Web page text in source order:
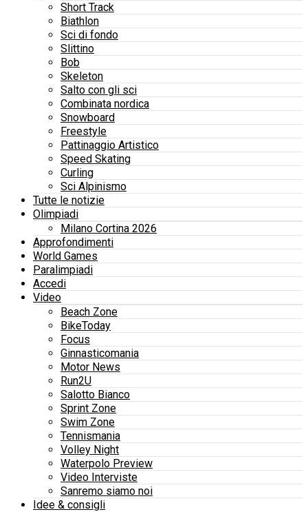
Short Track
Biathlon
Sci di fondo
Slittino
Bob
Skeleton
Salto con gli sci
Combinata nordica
Snowboard
Freestyle
Pattinaggio Artistico
Speed Skating
Curling
Sci Alpinismo
Tutte le notizie
Olimpiadi
Milano Cortina 2026
Approfondimenti
World Games
Paralimpiadi
Accedi
Video
Beach Zone
BikeToday
Focus
Ginnasticomania
Motor News
Run2U
Salotto Bianco
Sprint Zone
Swim Zone
Tennismania
Volley Night
Waterpolo Preview
Video Interviste
Sanremo siamo noi
Idee & consigli